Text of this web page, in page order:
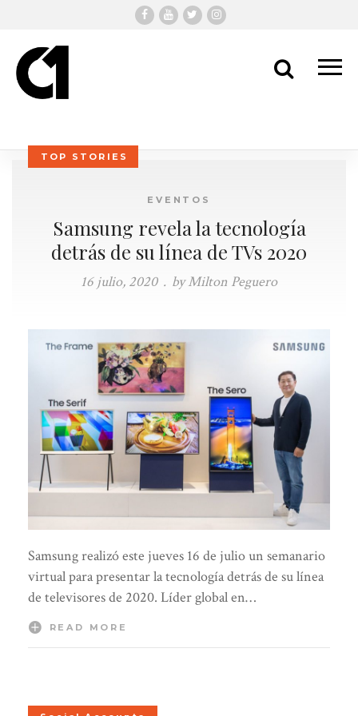
Search
TOP STORIES
EVENTOS
Samsung revela la tecnología
detrás de su línea de TVs 2020
16 julio, 2020 . by Milton Peguero
Samsung realizó este jueves 16 de julio un semanario
virtual para presentar la tecnología detrás de su línea
de televisores de 2020. Líder global en…
READ MORE